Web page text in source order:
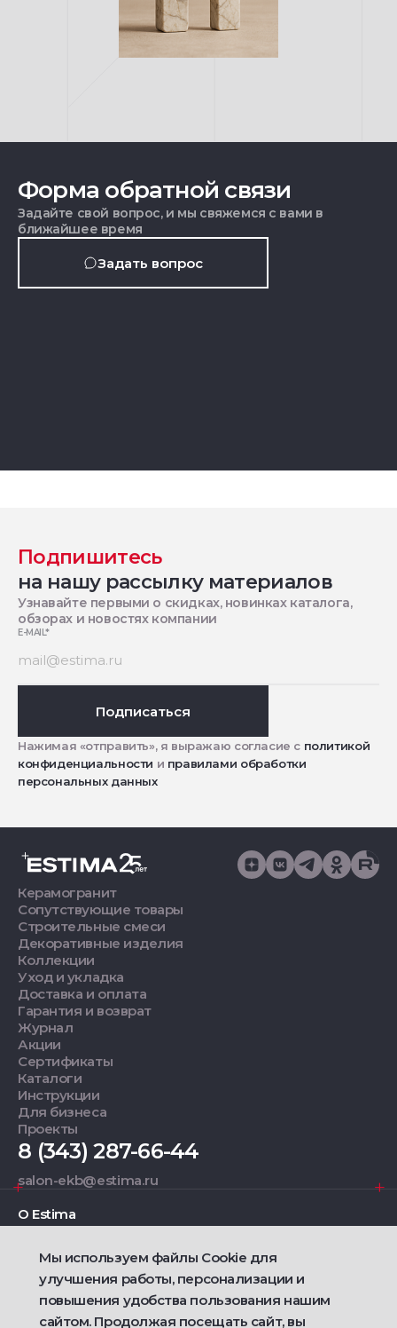
Форма обратной связи
Задайте свой вопрос, и мы свяжемся с вами в
ближайшее время
Задать вопрос
Подпишитесь
на нашу рассылку материалов
Узнавайте первыми о скидках, новинках каталога,
обзорах и новостях компании
E-MAIL*
Подписаться
Нажимая «отправить», я выражаю согласие с политикой
конфиденциальности и правилами обработки
персональных данных
Керамогранит
Сопутствующие товары
Строительные смеси
Декоративные изделия
Коллекции
Уход и укладка
Доставка и оплата
Гарантия и возврат
Журнал
Акции
Сертификаты
Каталоги
Инструкции
Для бизнеса
Проекты
8 (343) 287-66-44
salon-ekb@estima.ru
О Estima
Дизайнерам
Фирменные салоны
Мы используем файлы Cookie для
улучшения работы, персонализации и
повышения удобства пользования нашим
сайтом. Продолжая посещать сайт, вы